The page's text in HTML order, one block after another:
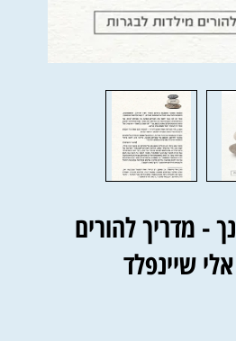
- מדריך להורים
שיינפלד